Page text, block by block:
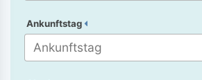
Ankunftstag